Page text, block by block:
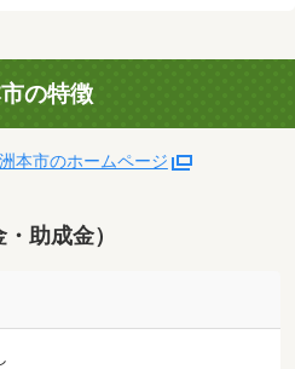
の特徴
洲本市のホームページ
助成金）